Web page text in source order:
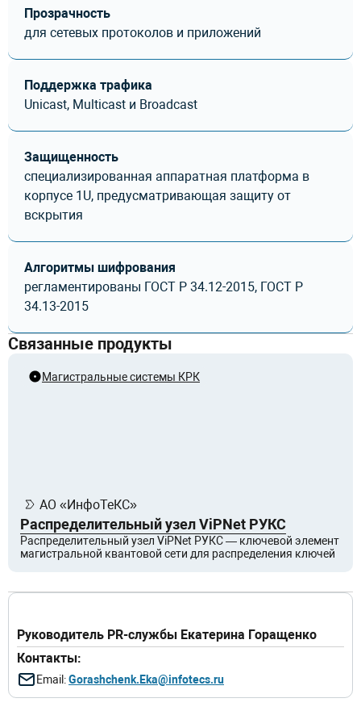
Прозрачность
для сетевых протоколов и приложений
Поддержка трафика
Unicast, Multicast и Broadcast
Защищенность
специализированная аппаратная платформа в
корпусе 1U, предусматривающая защиту от
вскрытия
Алгоритмы шифрования
регламентированы ГОСТ Р 34.12-2015, ГОСТ Р
34.13-2015
Связанные продукты
Магистральные системы КРК
АО «ИнфоТеКС»
Распределительный узел ViPNet РУКС
Распределительный узел ViPNet РУКС — ключевой элемент
магистральной квантовой сети для распределения ключей
Руководитель PR-службы Екатерина Горащенко
Контакты:
Email:Gorashchenk.Eka@infotecs.ru